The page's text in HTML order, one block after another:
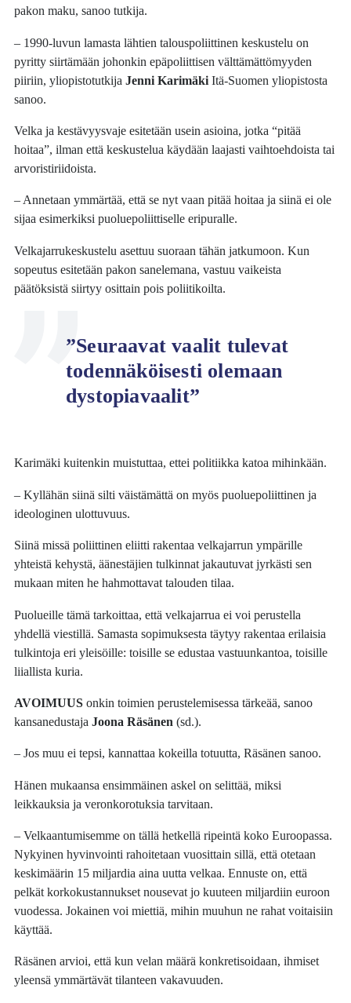
pakon maku, sanoo tutkija.
– 1990-luvun lamasta lähtien talouspoliittinen keskustelu on
pyritty siirtämään johonkin epäpoliittisen välttämättömyyden
piiriin, yliopistotutkijaJenni Karimäki Itä-Suomen yliopistosta
sanoo.
Velka ja kestävyysvaje esitetään usein asioina, jotka “pitää
hoitaa”, ilman että keskustelua käydään laajasti vaihtoehdoista tai
arvoristiriidoista.
– Annetaan ymmärtää, että se nyt vaan pitää hoitaa ja siinä ei ole
sijaa esimerkiksi puoluepoliittiselle eripuralle.
Velkajarrukeskustelu asettuu suoraan tähän jatkumoon. Kun
sopeutus esitetään pakon sanelemana, vastuu vaikeista
päätöksistä siirtyy osittain pois poliitikoilta.
”Seuraavat vaalit tulevat
todennäköisesti olemaan
dystopiavaalit”
Karimäki kuitenkin muistuttaa, ettei politiikka katoa mihinkään.
– Kyllähän siinä silti väistämättä on myös puoluepoliittinen ja
ideologinen ulottuvuus.
Siinä missä poliittinen eliitti rakentaa velkajarrun ympärille
yhteistä kehystä, äänestäjien tulkinnat jakautuvat jyrkästi sen
mukaan miten he hahmottavat talouden tilaa.
Puolueille tämä tarkoittaa, että velkajarrua ei voi perustella
yhdellä viestillä. Samasta sopimuksesta täytyy rakentaa erilaisia
tulkintoja eri yleisöille: toisille se edustaa vastuunkantoa, toisille
liiallista kuria.
AVOIMUUS onkin toimien perustelemisessa tärkeää, sanoo
kansanedustajaJoona Räsänen (sd.).
– Jos muu ei tepsi, kannattaa kokeilla totuutta, Räsänen sanoo.
Hänen mukaansa ensimmäinen askel on selittää, miksi
leikkauksia ja veronkorotuksia tarvitaan.
– Velkaantumisemme on tällä hetkellä ripeintä koko Euroopassa.
Nykyinen hyvinvointi rahoitetaan vuosittain sillä, että otetaan
keskimäärin 15 miljardia aina uutta velkaa. Ennuste on, että
pelkät korkokustannukset nousevat jo kuuteen miljardiin euroon
vuodessa. Jokainen voi miettiä, mihin muuhun ne rahat voitaisiin
käyttää.
Räsänen arvioi, että kun velan määrä konkretisoidaan, ihmiset
yleensä ymmärtävät tilanteen vakavuuden.